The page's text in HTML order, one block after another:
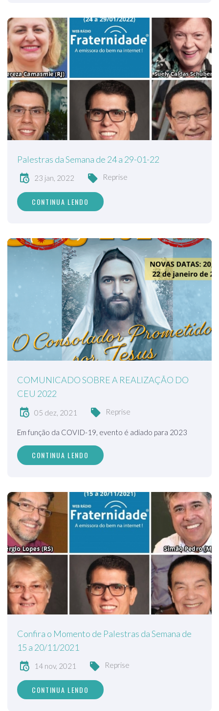
Palestras da Semana de 24 a 29-01-22
23 jan, 2022 Reprise
CONTINUA LENDO
COMUNICADO SOBRE A REALIZAÇÃO DO
CEU 2022
05 dez, 2021 Reprise
Em função da COVID-19, evento é adiado para 2023
CONTINUA LENDO
Confira o Momento de Palestras da Semana de
15 a 20/11/2021
14 nov, 2021 Reprise
CONTINUA LENDO